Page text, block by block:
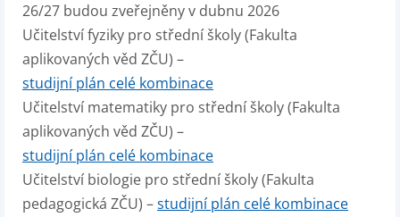
26/27 budou zveřejněny v dubnu 2026
Učitelství fyziky pro střední školy (Fakulta
aplikovaných věd ZČU) –
studijní plán celé kombinace
Učitelství matematiky pro střední školy (Fakulta
aplikovaných věd ZČU) –
studijní plán celé kombinace
Učitelství biologie pro střední školy (Fakulta
pedagogická ZČU) –studijní plán celé kombinace